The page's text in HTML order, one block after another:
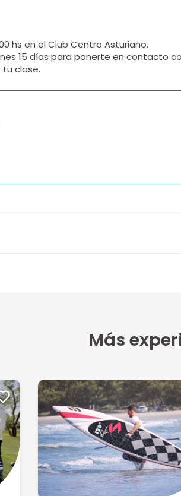
hs en el Club Centro Asturiano.
15 días para ponerte en contacto
tu clase.
Más